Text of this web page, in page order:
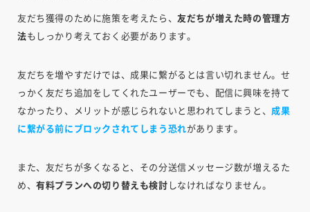
友だち獲得のために施策を考えたら、友だちが増えた時の管理方
法もしっかり考えておく必要があります。
友だちを増やすだけでは、成果に繋がるとは言い切れません。せ
っかく友だち追加をしてくれたユーザーでも、配信に興味を持て
なかったり、メリットが感じられないと思われてしまうと、 成果
に繋がる前にブロックされてしまう恐れがあります。
また、友だちが多くなると、その分送信メッセージ数が増えるた
め、有料プランへの切り替えも検討 しなければなりません。